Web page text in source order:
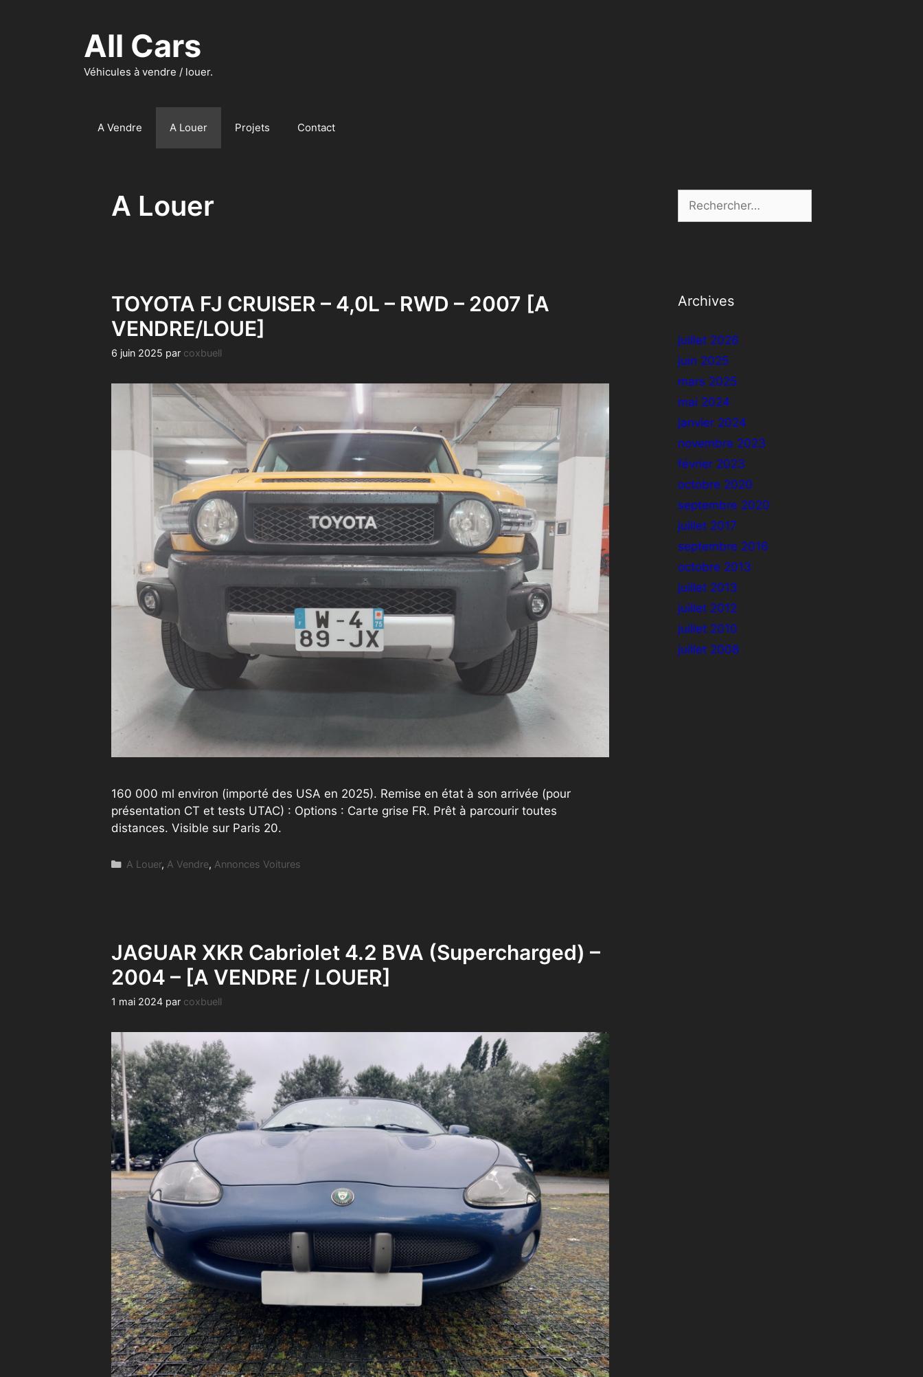
All Cars
Véhicules à vendre / louer.
A Vendre A Louer Projets Contact
A Louer
TOYOTA FJ CRUISER – 4,0L – RWD – 2007 [A
VENDRE/LOUE]
6 juin 2025 par coxbuell
160 000 ml environ (importé des USA en 2025). Remise en état à son arrivée (pour
présentation CT et tests UTAC) : Options : Carte grise FR. Prêt à parcourir toutes
distances. Visible sur Paris 20.
Catégories
A Louer, A Vendre, Annonces Voitures
JAGUAR XKR Cabriolet 4.2 BVA (Supercharged) –
2004 – [A VENDRE / LOUER]
1 mai 2024 par coxbuell
Rechercher :
Archives
juillet 2026
juin 2025
mars 2025
mai 2024
janvier 2024
novembre 2023
février 2023
octobre 2020
septembre 2020
juillet 2017
septembre 2016
octobre 2013
juillet 2013
juillet 2012
juillet 2010
juillet 2008